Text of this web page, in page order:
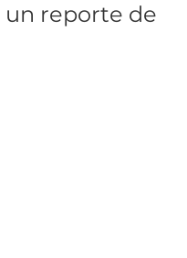
un reporte de